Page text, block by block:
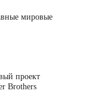
мировые
проект
Brothers